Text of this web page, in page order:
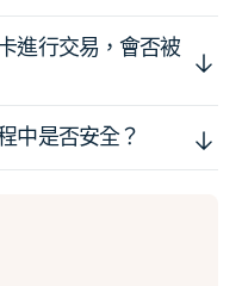
進行交易，會否被
中是否安全？